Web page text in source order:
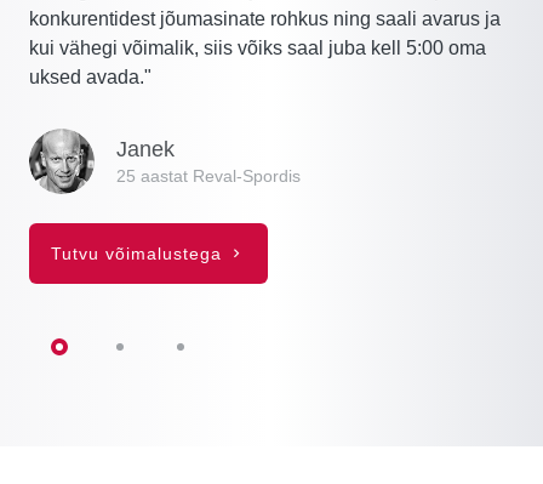
konkurentidest jõumasinate rohkus ning saali avarus ja
kui vähegi võimalik, siis võiks saal juba kell 5:00 oma
uksed avada."
Janek
25 aastat Reval-Spordis
Tutvu võimalustega